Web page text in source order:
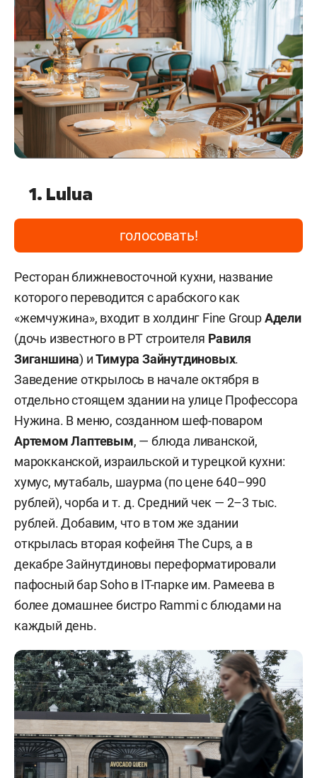
1. Lulua
голосовать!
Ресторан ближневосточной кухни, название
которого переводится с арабского как
«жемчужина», входит в холдинг Fine GroupАдели
(дочь известного в РТ строителя Равиля
Зиганшина) иТимура Зайнутдиновых.
Заведение открылось в начале октября в
отдельно стоящем здании на улице Профессора
Нужина. В меню, созданном шеф-поваром
Артемом Лаптевым, — блюда ливанской,
марокканской, израильской и турецкой кухни:
хумус, мутабаль, шаурма (по цене 640–990
рублей), чорба и т. д. Средний чек — 2–3 тыс.
рублей. Добавим, что в том же здании
открылась вторая кофейня The Cups, а в
декабре Зайнутдиновы переформатировали
пафосный бар Soho в IT-парке им. Рамеева в
более домашнее бистро Rammi с блюдами на
каждый день.